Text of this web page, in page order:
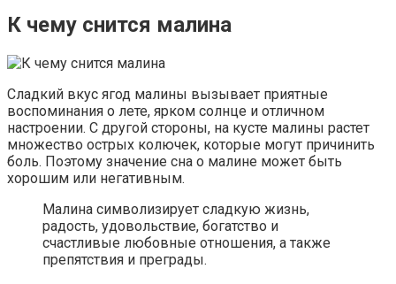
К чему снится малина
Сладкий вкус ягод малины вызывает приятные
воспоминания о лете, ярком солнце и отличном
настроении. С другой стороны, на кусте малины растет
множество острых колючек, которые могут причинить
боль. Поэтому значение сна о малине может быть
хорошим или негативным.
Малина символизирует сладкую жизнь,
радость, удовольствие, богатство и
счастливые любовные отношения, а также
препятствия и преграды.